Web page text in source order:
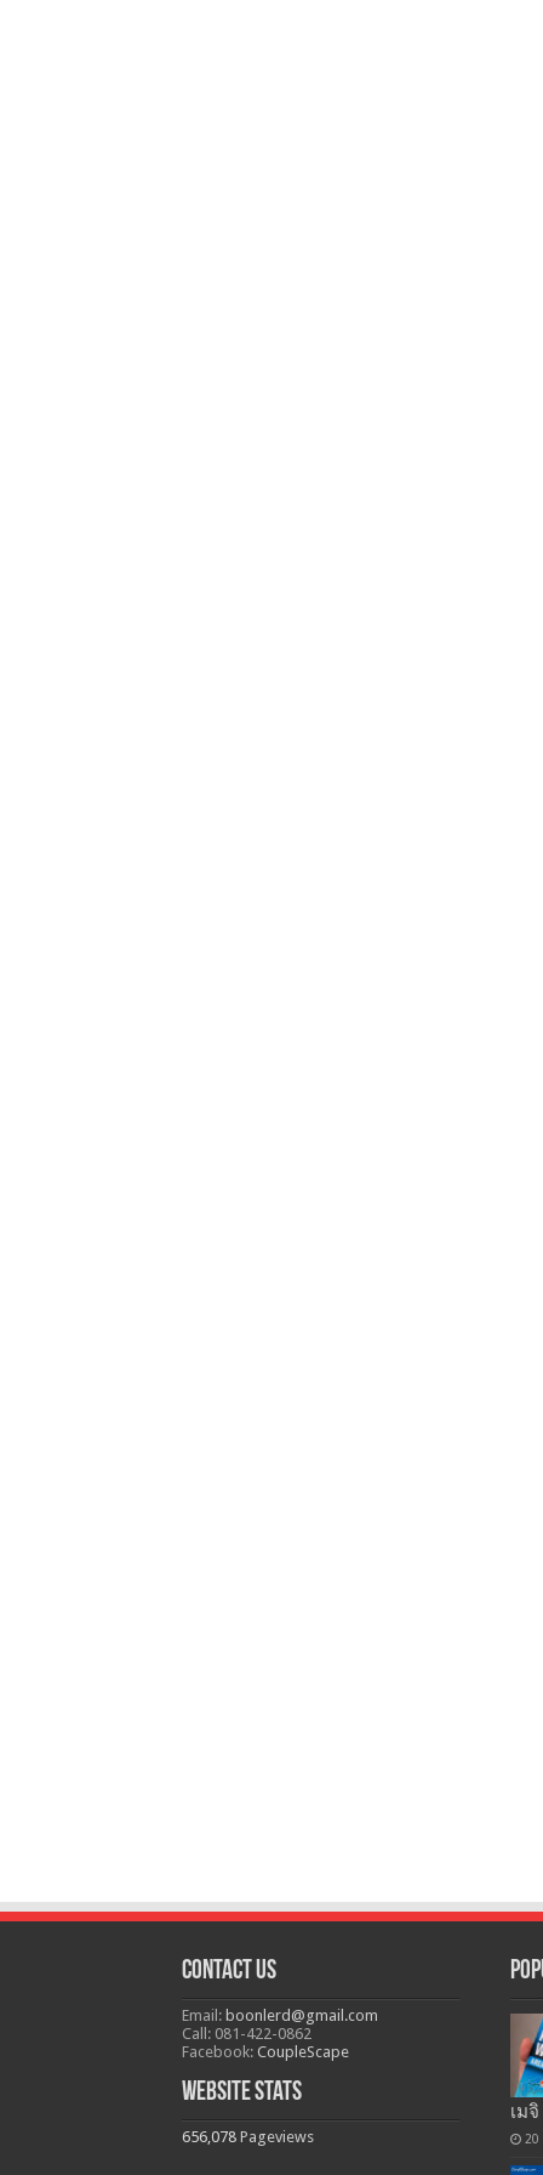
Contact Us
Email: boonlerd@gmail.com
Call: 081-422-0862
Facebook: CoupleScape
Website Stats
656,078 Pageviews
เม